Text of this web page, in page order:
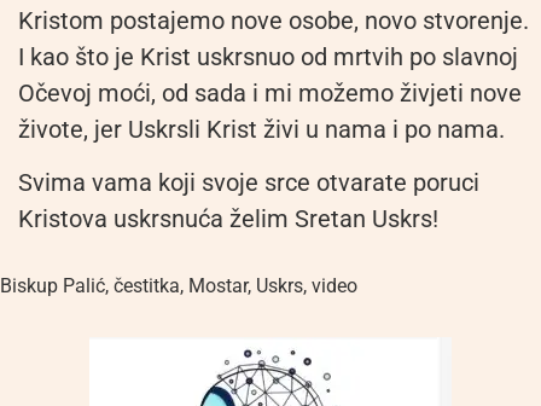
Kristom postajemo nove osobe, novo stvorenje.
I kao što je Krist uskrsnuo od mrtvih po slavnoj
Očevoj moći, od sada i mi možemo živjeti nove
živote, jer Uskrsli Krist živi u nama i po nama.
Svima vama koji svoje srce otvarate poruci
Kristova uskrsnuća želim Sretan Uskrs!
Biskup Palić, čestitka, Mostar, Uskrs, video